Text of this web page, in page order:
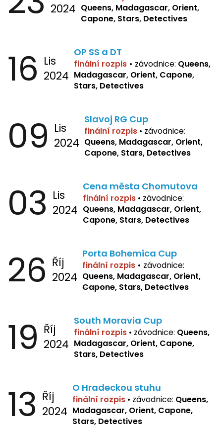
2024 Queens, Madagascar, Orient,
Capone, Stars, Detectives
16 Lis
2024
OP SS a DT
finální rozpis • závodnice: Queens,
Madagascar, Orient, Capone,
Stars, Detectives
09 Lis
2024
Slavoj RG Cup
finální rozpis • závodnice:
Queens, Madagascar, Orient,
Capone, Stars, Detectives
03 Lis
2024
Cena města Chomutova
finální rozpis • závodnice:
Queens, Madagascar, Orient,
Capone, Stars, Detectives
26 Říj
2024
Porta Bohemica Cup
finální rozpis • závodnice:
Queens, Madagascar, Orient,
Capone, Stars, Detectives
19 Říj
2024
South Moravia Cup
finální rozpis • závodnice: Queens,
Madagascar, Orient, Capone,
Stars, Detectives
13 Říj
2024
O Hradeckou stuhu
finální rozpis • závodnice: Queens,
Madagascar, Orient, Capone,
Stars, Detectives